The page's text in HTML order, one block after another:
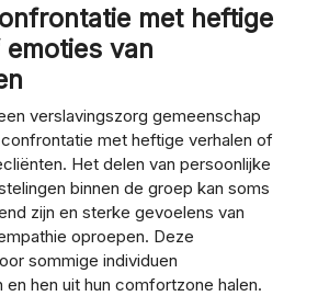
met heftige
van
verslavingszorg gemeenschap
met heftige verhalen of
Het delen van persoonlijke
binnen de groep kan soms
zijn en sterke gevoelens van
oproepen. Deze
sommige individuen
hen uit hun comfortzone halen.